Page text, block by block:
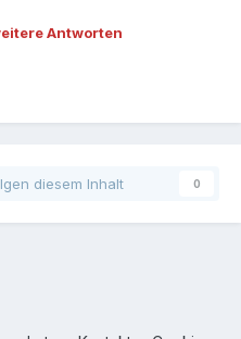
Antworten
diesem Inhalt 0